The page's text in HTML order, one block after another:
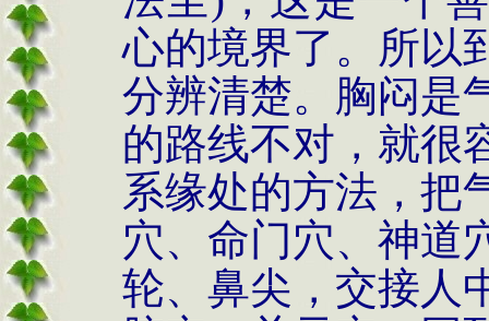
心的境界了。所以
分辨清楚。胸闷是
的路线不对，就很
系缘处的方法，把
穴、命门穴、神道
轮、鼻尖，交接人